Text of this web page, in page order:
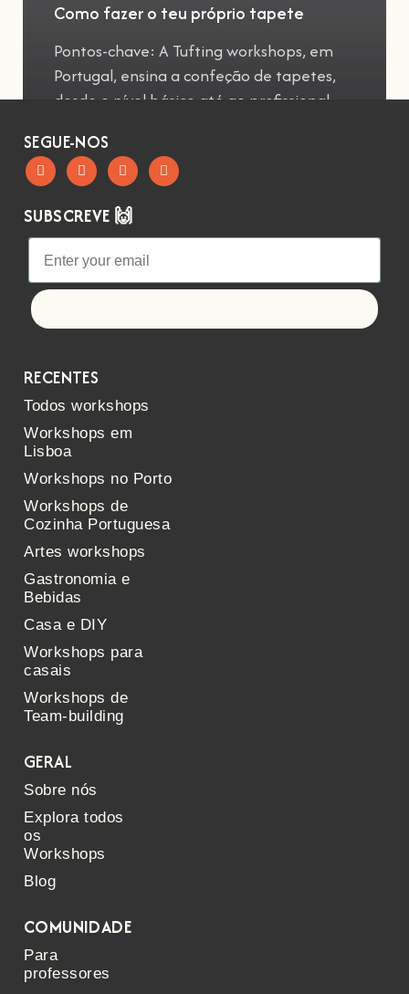
Como fazer o teu próprio tapete
Pontos-chave: A Tufting workshops, em
Portugal, ensina a confeção de tapetes,
desde o nível básico até ao profissional
SEGUE-NOS
SUBSCREVE 🙌
RECENTES
Todos workshops
Workshops em
Lisboa
Workshops no Porto
Workshops de
Cozinha Portuguesa
Artes workshops
Gastronomia e
Bebidas
Casa e DIY
Workshops para
casais
Workshops de
Team-building
GERAL
Sobre nós
Explora todos
os
Workshops
Blog
COMUNIDADE
Para
professores